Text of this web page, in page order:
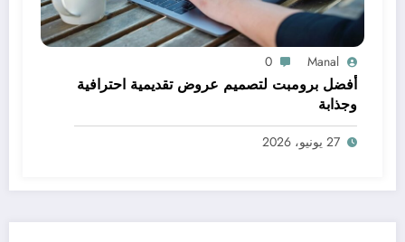
Manal
0
أفضل برومبت لتصميم عروض تقديمية احترافية
وجذابة
27 يونيو، 2026